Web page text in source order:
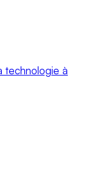
technologie à